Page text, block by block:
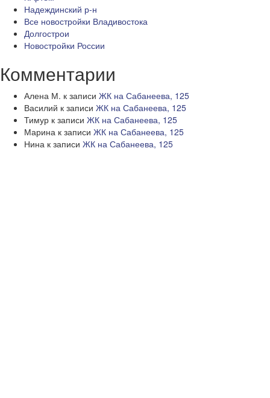
Надеждинский р-н
Все новостройки Владивостока
Долгострои
Новостройки России
Комментарии
Алена М. к записи ЖК на Сабанеева, 125
Василий к записи ЖК на Сабанеева, 125
Тимур к записи ЖК на Сабанеева, 125
Марина к записи ЖК на Сабанеева, 125
Нина к записи ЖК на Сабанеева, 125